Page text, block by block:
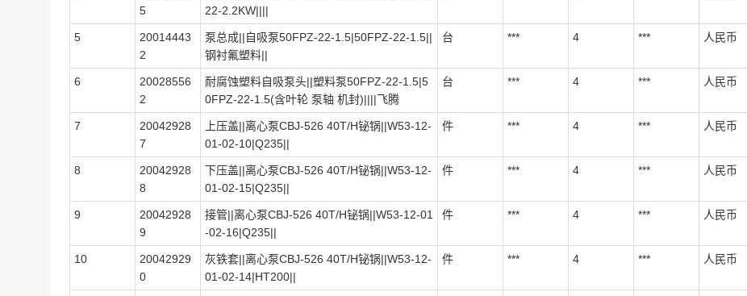
5
22-2.2KW||||
5
20014443
2
泵总成||自吸泵50FPZ-22-1.5|50FPZ-22-1.5||
钢衬氟塑料||
台 *** 4 *** 人民币
6
20028556
2
耐腐蚀塑料自吸泵头||塑料泵50FPZ-22-1.5|5
0FPZ-22-1.5(含叶轮 泵轴 机封)||||飞腾
台 *** 4 *** 人民币
7
20042928
7
上压盖||离心泵CBJ-526 40T/H铋锅||W53-12-
01-02-10|Q235||
件 *** 4 *** 人民币
8
20042928
8
下压盖||离心泵CBJ-526 40T/H铋锅||W53-12-
01-02-15|Q235||
件 *** 4 *** 人民币
9
20042928
9
接管||离心泵CBJ-526 40T/H铋锅||W53-12-01
-02-16|Q235||
件 *** 4 *** 人民币
10
20042929
0
灰铁套||离心泵CBJ-526 40T/H铋锅||W53-12-
01-02-14|HT200||
件 *** 4 *** 人民币